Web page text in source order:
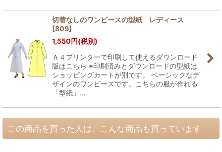
切替なしのワンピースの型紙 レディース
[809]
1,550円(税別)
Ａ４プリンターで印刷して使えるダウンロード
版はこちら ※印刷済みとダウンロードの型紙は
ショッピングカートが別です。 ベーシックなデ
ザインのワンピースです。こちらの服が作れる
「型紙」…
この商品を買った人は、こんな商品も買っています